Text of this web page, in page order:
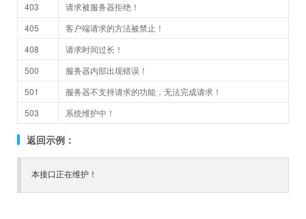
403
请求被服务器拒绝！
405
客户端请求的方法被禁止！
408
请求时间过长！
500
服务器内部出现错误！
501
服务器不支持请求的功能，无法完成请求！
503
系统维护中！
返回示例：